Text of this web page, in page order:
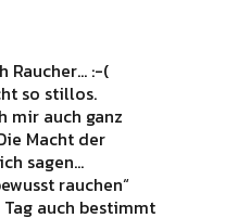
Raucher… :-(
so stillos.
mir auch ganz
Macht der
sagen…
rauchen“
auch bestimmt